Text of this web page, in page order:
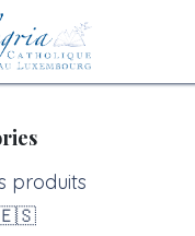
produits
🇪🇸